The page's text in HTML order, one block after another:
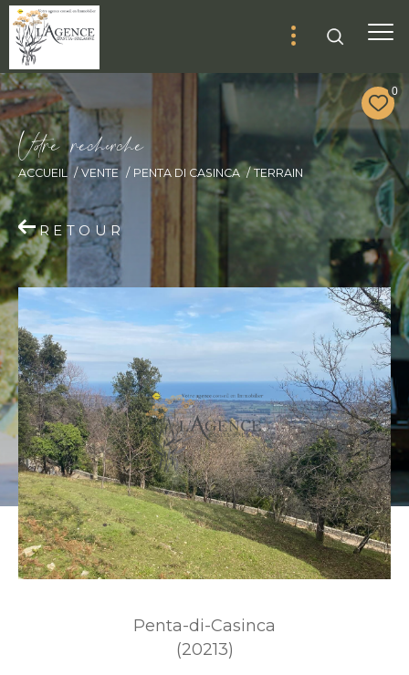
0
Vore recece
ACCUEIL VENTE PENTA DI CASINCA TERRAIN
RETOUR
Penta-di-Casinca
(20213)